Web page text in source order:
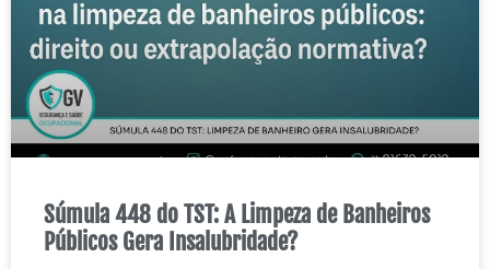
Súmula 448 do TST: A Limpeza de Banheiros
Públicos Gera Insalubridade?